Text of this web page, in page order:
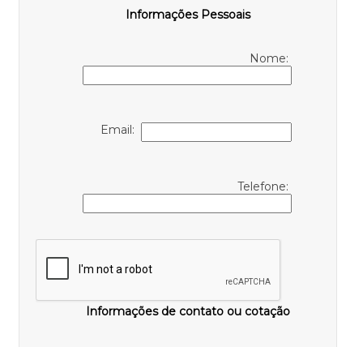
Informações Pessoais
Nome:
Email:
Telefone:
Informações de contato ou cotação